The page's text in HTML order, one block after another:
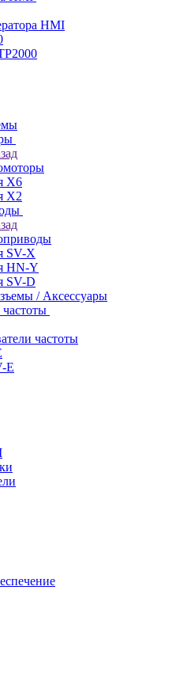
HMI
X6
X2
SV-X
HN-Y
SV-D
/ Аксессуары
частоты
частоты
E